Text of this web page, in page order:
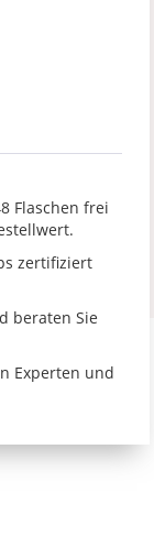
Flaschen frei
zertifiziert
beraten Sie
Experten und